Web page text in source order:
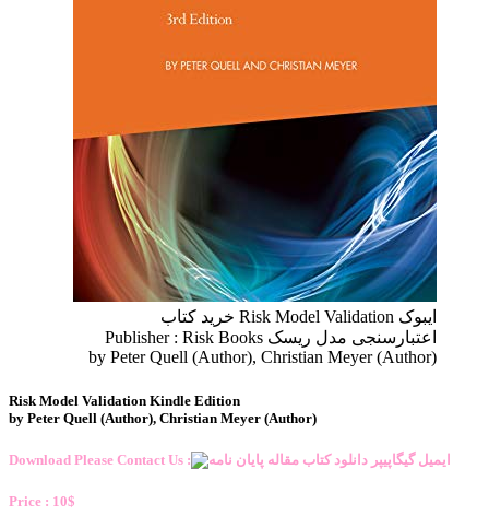
ایبوک Risk Model Validation خرید کتاب
اعتبارسنجی مدل ریسک Publisher : Risk Books
by Peter Quell (Author), Christian Meyer (Author)
Risk Model Validation Kindle Edition
by Peter Quell (Author), Christian Meyer (Author)
Download Please Contact Us :
Price : 10$